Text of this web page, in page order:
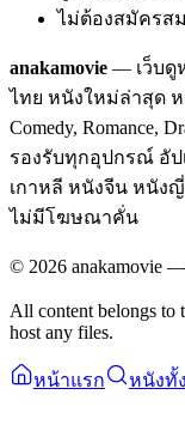
ไม่ต้องสมัครส
anakamovie — เว็บดู
ไทย หนังใหม่ล่าสุด
Comedy, Romance,
รองรับทุกอุปกรณ์ อั
เกาหลี หนังจีน หนัง
ไม่มีโฆษณาคั่น
© 2026
All content belongs to
host any files.
หน้าแรก หนังทั้